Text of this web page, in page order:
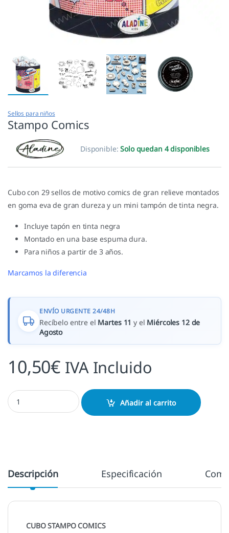
Sellos para niños
Stampo Comics
Disponible:Solo quedan 4 disponibles
Cubo con 29 sellos de motivo comics de gran relieve montados
en goma eva de gran dureza y un mini tampón de tinta negra.
Incluye tapón en tinta negra
Montado en una base espuma dura.
Para niños a partir de 3 años.
Marcamos la diferencia
ENVÍO URGENTE 24/48H
Recíbelo entre el Martes 11 y el Miércoles 12 de
Agosto
10,50€ IVA Incluido
Stampo Comics cantidad
Añadir al carrito
Descripción Especificación
CUBO STAMPO COMICS